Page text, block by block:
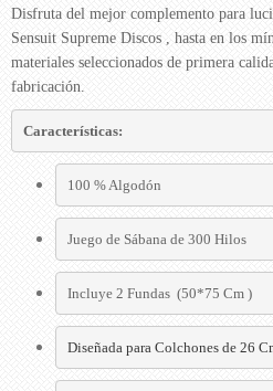
Disfruta del mejor complemento para
Sensuit Supreme Discos , hasta en los
materiales seleccionados de primera
fabricación.
Características:
100 % Algodón
Juego de Sábana de 300 Hilos
Incluye 2 Fundas  (50*75 Cm )
Diseñada para Colchones de 26